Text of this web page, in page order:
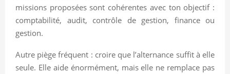
missions proposées sont cohérentes avec ton objectif :
comptabilité, audit, contrôle de gestion, finance ou
gestion.
Autre piège fréquent : croire que l’alternance suffit à elle
seule. Elle aide énormément, mais elle ne remplace pas